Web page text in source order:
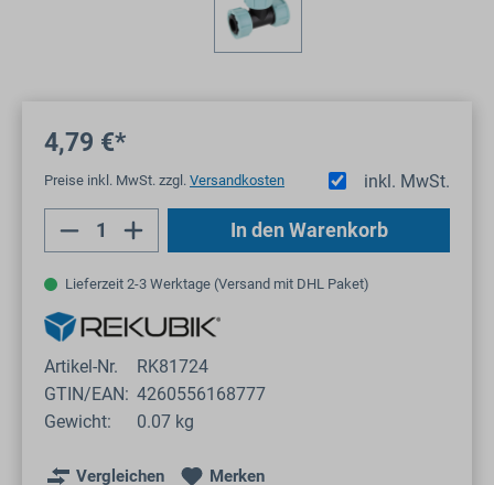
4,79 €*
inkl. MwSt.
Preise inkl. MwSt. zzgl. Versandkosten
Produkt Anzahl: Gib den gewünschten
In den Warenkorb
Lieferzeit 2-3 Werktage (Versand mit DHL Paket)
Artikel-Nr.
RK81724
GTIN/EAN: 4260556168777
Gewicht:
0.07 kg
Vergleichen Merken